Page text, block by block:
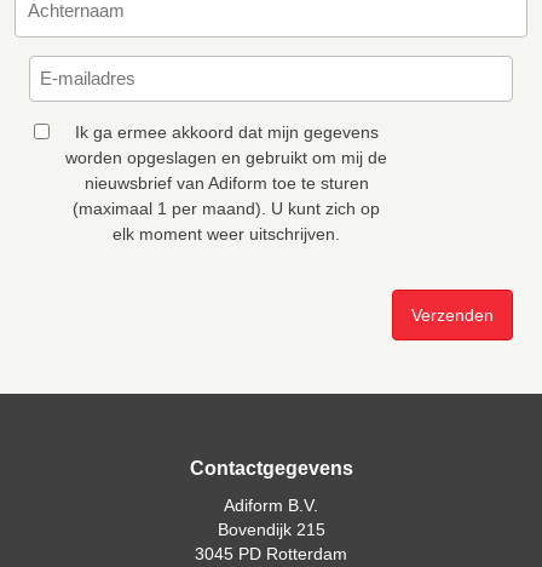
Ik ga ermee akkoord dat mijn gegevens
worden opgeslagen en gebruikt om mij de
nieuwsbrief van Adiform toe te sturen
(maximaal 1 per maand). U kunt zich op
elk moment weer uitschrijven.
Contactgegevens
Adiform B.V.
Bovendijk 215
3045 PD Rotterdam